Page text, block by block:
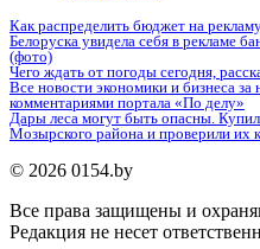
Как распределить бюджет на
Белоруска увидела себя в рекламе
(фото)
Чего ждать от погоды сегодня,
Все новости экономики и бизнеса за
комментариями портала «По делу»
Дары леса могут быть опасны.
Мозырского района и проверили их
© 2026 0154.by
Все права защищены и
Редакция не несет